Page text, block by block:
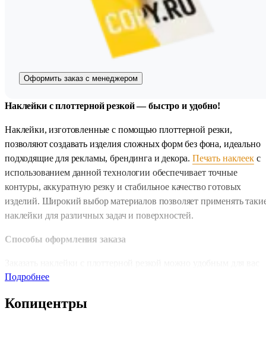
Оформить заказ с менеджером
Наклейки с плоттерной резкой — быстро и удобно!
Наклейки, изготовленные с помощью плоттерной резки,
позволяют создавать изделия сложных форм без фона, идеально
подходящие для рекламы, брендинга и декора. Печать наклеекс
использованием данной технологии обеспечивает точные
контуры, аккуратную резку и стабильное качество готовых
изделий. Широкий выбор материалов позволяет применять
наклейки для различных задач и поверхностей.
Способы оформления заказа
способом:
Лично посетив один из наших
Подробнее
Копицентры